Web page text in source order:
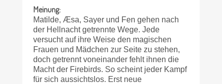
Meinung:
Matilde, Æsa, Sayer und Fen gehen nach
der Hellnacht getrennte Wege. Jede
versucht auf ihre Weise den magischen
Frauen und Mädchen zur Seite zu stehen,
doch getrennt voneinander fehlt ihnen die
Macht der Firebirds. So scheint jeder Kampf
für sich aussichtslos. Erst neue